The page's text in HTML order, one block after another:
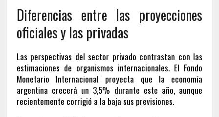
Diferencias entre las proyecciones
oficiales y las privadas
Las perspectivas del sector privado contrastan con las
estimaciones de organismos internacionales. El Fondo
Monetario Internacional proyecta que la economía
argentina crecerá un 3,5% durante este año, aunque
recientemente corrigió a la baja sus previsiones.